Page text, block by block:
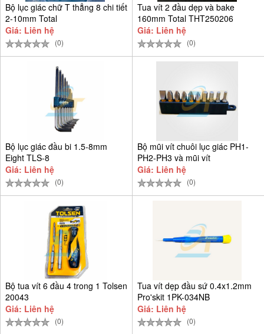
Bộ lục giác chữ T thẳng 8 chi tiết
2-10mm Total
Giá: Liên hệ
(0)
Tua vít 2 đầu dẹp và bake
160mm Total THT250206
Giá: Liên hệ
(0)
Bộ lục giác đầu bi 1.5-8mm
Eight TLS-8
Giá: Liên hệ
(0)
Bộ mũi vít chuôi lục giác PH1-
PH2-PH3 và mũi vít
Giá: Liên hệ
(0)
Bộ tua vít 6 đầu 4 trong 1 Tolsen
20043
Giá: Liên hệ
(0)
Tua vít dẹp đầu sứ 0.4x1.2mm
Pro'skit 1PK-034NB
Giá: Liên hệ
(0)